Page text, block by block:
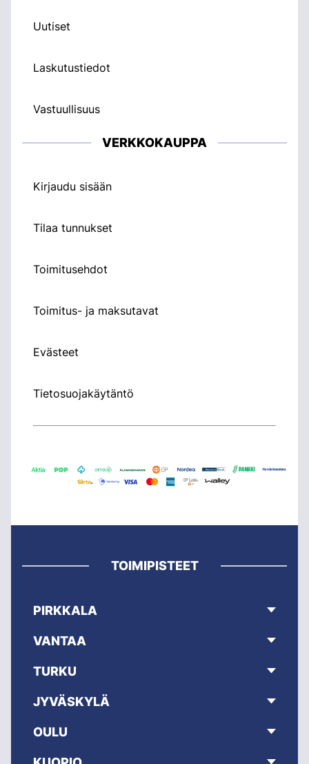
Uutiset
Laskutustiedot
Vastuullisuus
VERKKOKAUPPA
Kirjaudu sisään
Tilaa tunnukset
Toimitusehdot
Toimitus- ja maksutavat
Evästeet
Tietosuojakäytäntö
TOIMIPISTEET
PIRKKALA
VANTAA
TURKU
JYVÄSKYLÄ
OULU